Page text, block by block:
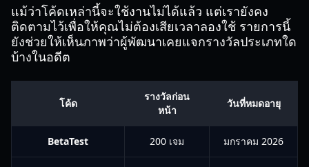
แม้ว่าโค้ดเหล่านี้จะใช้งานไม่ได้แล้ว แต่เรายังคง
ติดตามไว้เพื่อให้คุณไม่ต้องเสียเวลาลองใช้ รายการนี้
ยังช่วยให้เห็นภาพว่าผู้พัฒนาเคยแจกรางวัลประเภทใด
บ้างในอดีต
โค้ด
รางวัลก่อน
หน้า
วันที่หมดอายุ
BetaTest 200 เจม มกราคม 2026